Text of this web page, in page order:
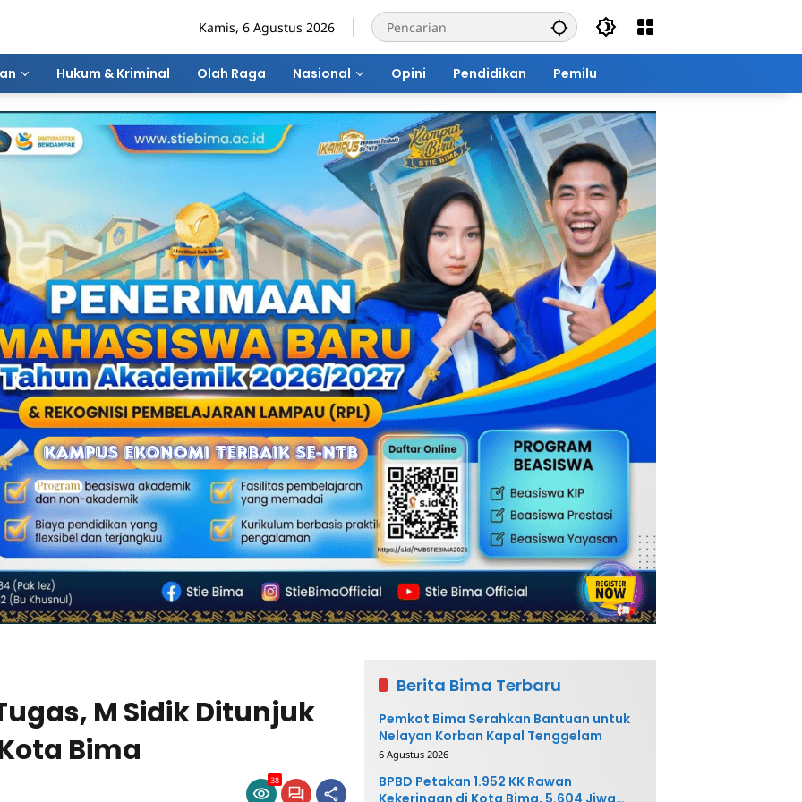
Kamis, 6 Agustus 2026
Hukum & Kriminal Olah Raga Nasional Opini Pendidikan Pemilu
M Sidik Ditunjuk
Bima
38
Berita Bima Terbaru
Pemkot Bima Serahkan Bantuan untuk
Nelayan Korban Kapal Tenggelam
6 Agustus 2026
BPBD Petakan 1.952 KK Rawan
Kekeringan di Kota Bima, 5.604 Jiwa